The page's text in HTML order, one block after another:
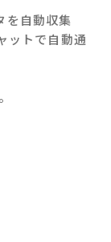
を自動収集
ットで自動通